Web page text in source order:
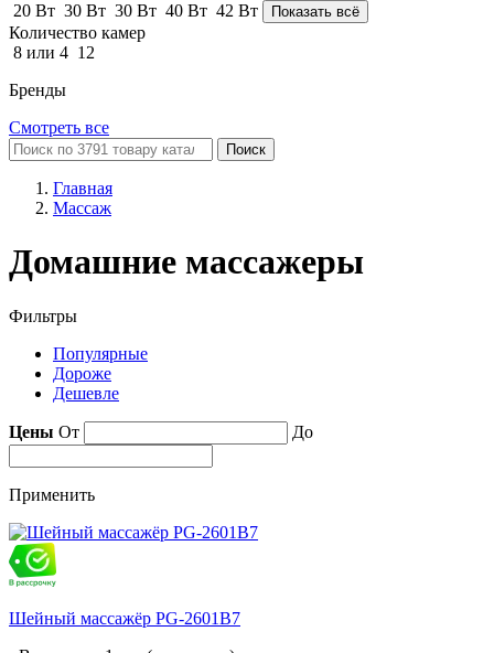
20 Вт 30 Вт 30 Вт 40 Вт 42 Вт Показать всё
Количество камер
8 или 4 12
Бренды
Смотреть все
Поиск
Главная
Массаж
Домашние массажеры
Фильтры
Популярные
Дороже
Дешевле
Цены От До
Применить
Шейный массажёр PG-2601B7